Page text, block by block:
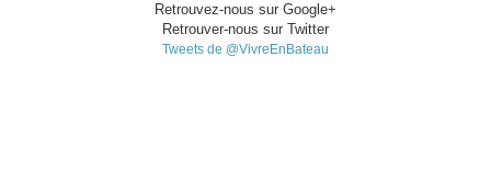
Retrouvez-nous sur Google+
Retrouver-nous sur Twitter
Tweets de @VivreEnBateau